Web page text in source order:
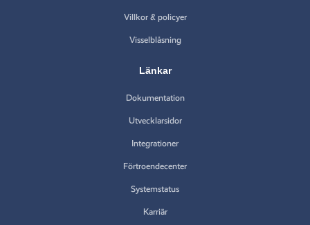
Villkor & policyer
Visselblåsning
Länkar
Dokumentation
Utvecklarsidor
Integrationer
Förtroendecenter
Systemstatus
Karriär